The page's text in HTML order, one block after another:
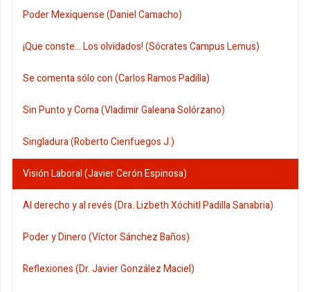
Poder Mexiquense (Daniel Camacho)
¡Que conste... Los olvidados! (Sócrates Campus Lemus)
Se comenta sólo con (Carlos Ramos Padilla)
Sin Punto y Coma (Vladimir Galeana Solórzano)
Singladura (Roberto Cienfuegos J.)
Visión Laboral (Javier Cerón Espinosa)
Al derecho y al revés (Dra. Lizbeth Xóchitl Padilla Sanabria)
Poder y Dinero (Víctor Sánchez Baños)
Reflexiones (Dr. Javier González Maciel)